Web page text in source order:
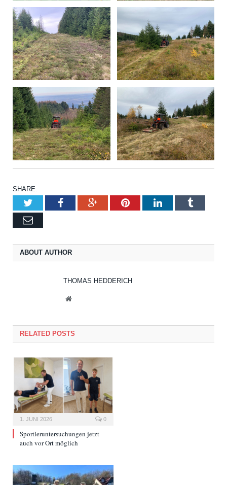
SHARE.
TwitterFacebookGoogle+PinterestLinkedInTumblr
Email
ABOUT AUTHOR
THOMAS HEDDERICH
Website
RELATED POSTS
1. JUNI 2026 0
Sportleruntersuchungen jetzt
auch vor Ort möglich